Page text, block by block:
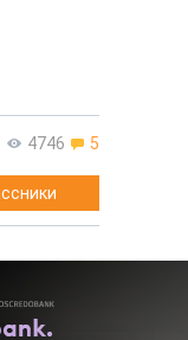
4746 5